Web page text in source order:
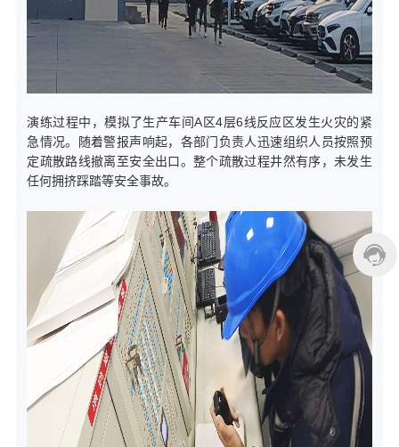
演练过程中，模拟了生产车间A区4层6线反应区发生火灾的紧
急情况。随着警报声响起，各部门负责人迅速组织人员按照预
定疏散路线撤离至安全出口。整个疏散过程井然有序，未发生
任何拥挤踩踏等安全事故。